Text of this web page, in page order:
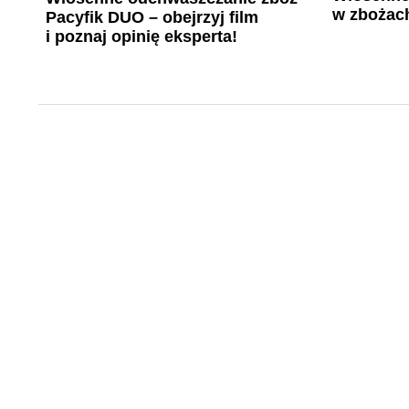
Pacyfik DUO – obejrzyj film
i poznaj opinię eksperta!
w